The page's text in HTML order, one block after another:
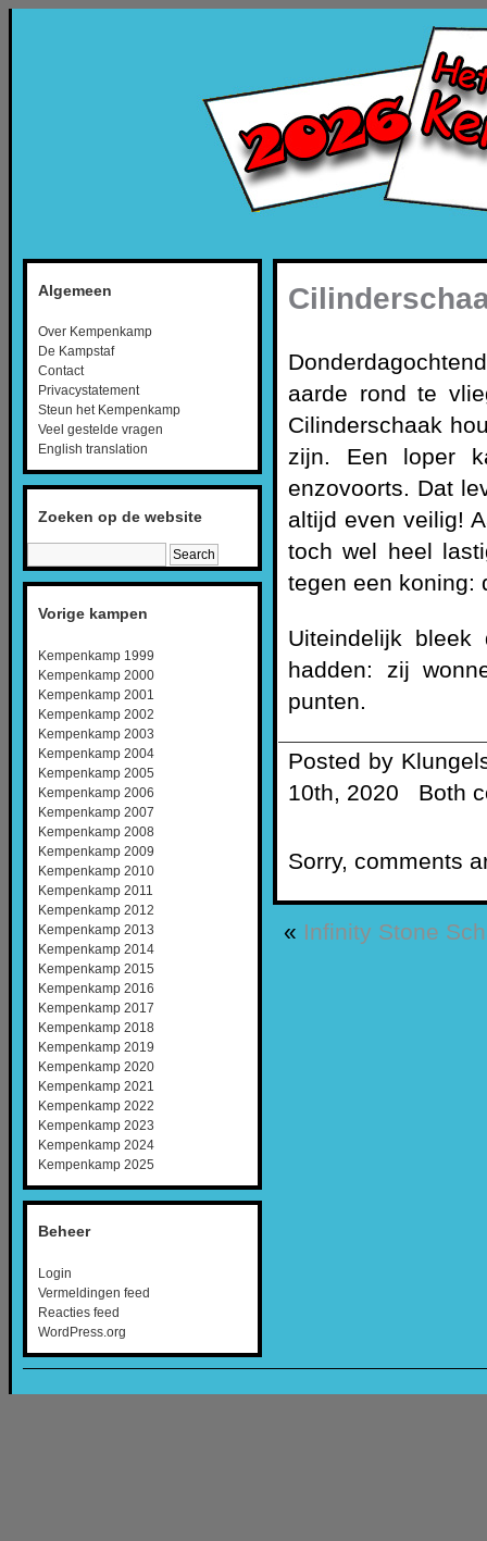
Algemeen
Over Kempenkamp
De Kampstaf
Contact
Privacystatement
Steun het Kempenkamp
Veel gestelde vragen
English translation
Zoeken op de website
Vorige kampen
Kempenkamp 1999
Kempenkamp 2000
Kempenkamp 2001
Kempenkamp 2002
Kempenkamp 2003
Kempenkamp 2004
Kempenkamp 2005
Kempenkamp 2006
Kempenkamp 2007
Kempenkamp 2008
Kempenkamp 2009
Kempenkamp 2010
Kempenkamp 2011
Kempenkamp 2012
Kempenkamp 2013
Kempenkamp 2014
Kempenkamp 2015
Kempenkamp 2016
Kempenkamp 2017
Kempenkamp 2018
Kempenkamp 2019
Kempenkamp 2020
Kempenkamp 2021
Kempenkamp 2022
Kempenkamp 2023
Kempenkamp 2024
Kempenkamp 2025
Beheer
Login
Vermeldingen feed
Reacties feed
WordPress.org
aarde rond te
Cilinderschaak
zijn. Een loper
enzovoorts. Dat
altijd even veilig!
toch wel heel
tegen een koning:
Uiteindelijk
hadden: zij
punten.
Posted by
10th, 2020 ‌ Both
Sorry, comments
« Infinity Stone